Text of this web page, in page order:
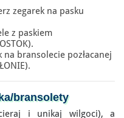
zegarek na pasku
z paskiem
na bransolecie pozłacanej
/bransolety
i unikaj wilgoci), a